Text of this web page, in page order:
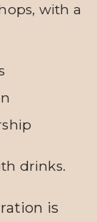
with a
drinks.
is